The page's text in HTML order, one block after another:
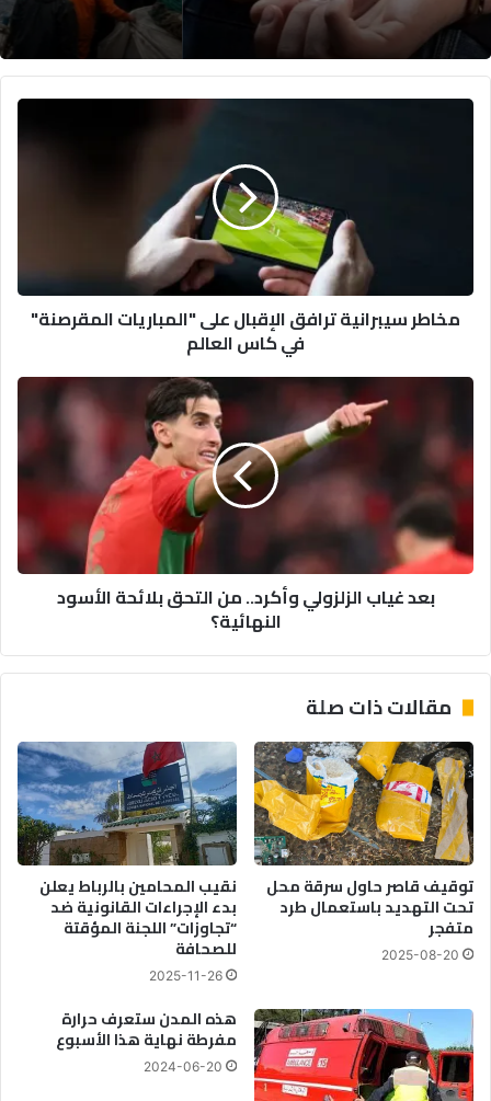
مخاطر
كاس
العالم
مخاطر سيبرانية ترافق الإقبال على "المباريات المقرصنة"
في كاس العالم
بعد
الزلزولي
وأكرد..
من
التحق
بلائحة
الأسود
النهائية؟
بعد غياب الزلزولي وأكرد.. من التحق بلائحة الأسود
النهائية؟
مقالات ذات صلة
توقيف قاصر حاول سرقة محل
تحت التهديد باستعمال طرد
متفجر
2025-08-20
نقيب المحامين بالرباط يعلن
بدء الإجراءات القانونية ضد
“تجاوزات” اللجنة المؤقتة
للصحافة
2025-11-26
هذه المدن ستعرف حرارة
مفرطة نهاية هذا الأسبوع
2024-06-20